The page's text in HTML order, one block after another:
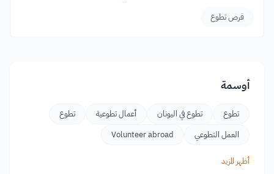
فرص تطوع
أوسمة
تطوع تطوع في اليونان أعمال تطوعية
تطوع
العمل التطوعي
Volunteer abroad
أظهر المزيد